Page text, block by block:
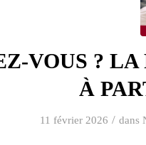
VOUS ?
À
11 février 2026 / dans